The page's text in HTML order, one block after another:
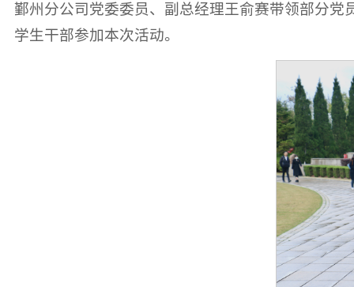
鄞州分公司党委委员、副总经理王俞赛带领部分党
学生干部参加本次活动。